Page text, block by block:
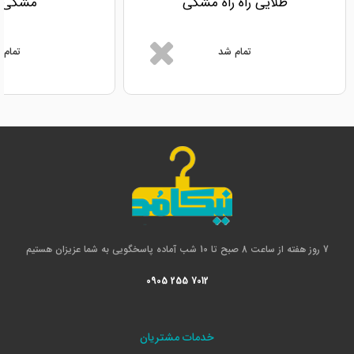
تمام شد
7 روز هفته از ساعت 8 صبح تا 10 شب آماده پاسخگویی به شما عزیزان هستیم
0905 255 7012
خدمات مشتریان